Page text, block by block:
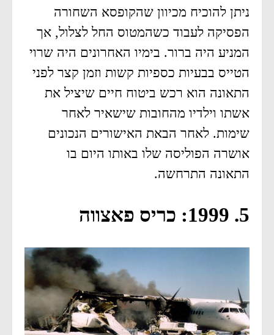
ניתן להוכיח מכיוון שהקופסא השחורה
הפסיקה לעבוד כשהמטוס החל לצלול, אך
המניע היה ברור. בימיו האחרונים היה שרוי
הטייס בבעיות כספיות קשות וזמן קצר לפני
התאונה הוא רכש ביטוח חיים שיציל את
אשתו וילדיו מהחובות שישאיר לאחר
שימות. לאחר הבאת האישורים הנכונים
אושרה הפוליסה שלו באותו היום בו
התאונה התרחשה.
5. 1999: כריס פאצווה